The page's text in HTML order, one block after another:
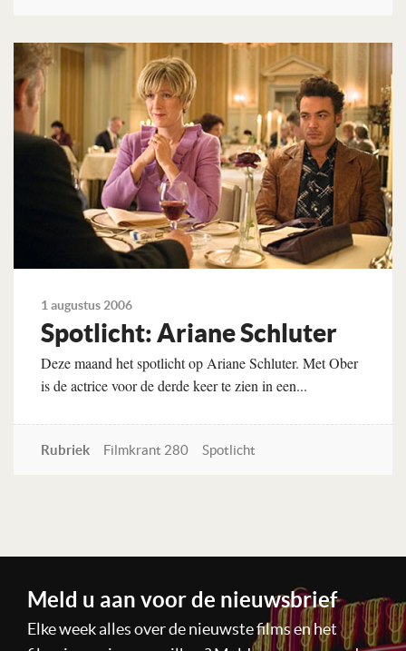
Lees verder
1 augustus 2006
Spotlicht: Ariane Schluter
Deze maand het spotlicht op Ariane Schluter. Met Ober
is de actrice voor de derde keer te zien in een...
Rubriek Filmkrant 280 Spotlicht
Meld u aan voor de nieuwsbrief
Elke week alles over de nieuwste films en het